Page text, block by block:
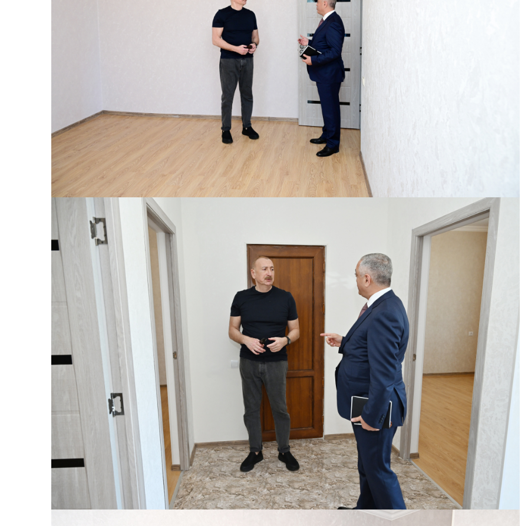
Şəhərsalma ili və qanunsuz tikintilər:
nəzarət mexanizmi haradadır?
01 İyun 2026, 11:28
Təhsil ocaqlarında şagirdlərimizi
zəhərləyən vəhamətli əllər
– REPORTAJ
31 Oktyabr 2025, 15:22